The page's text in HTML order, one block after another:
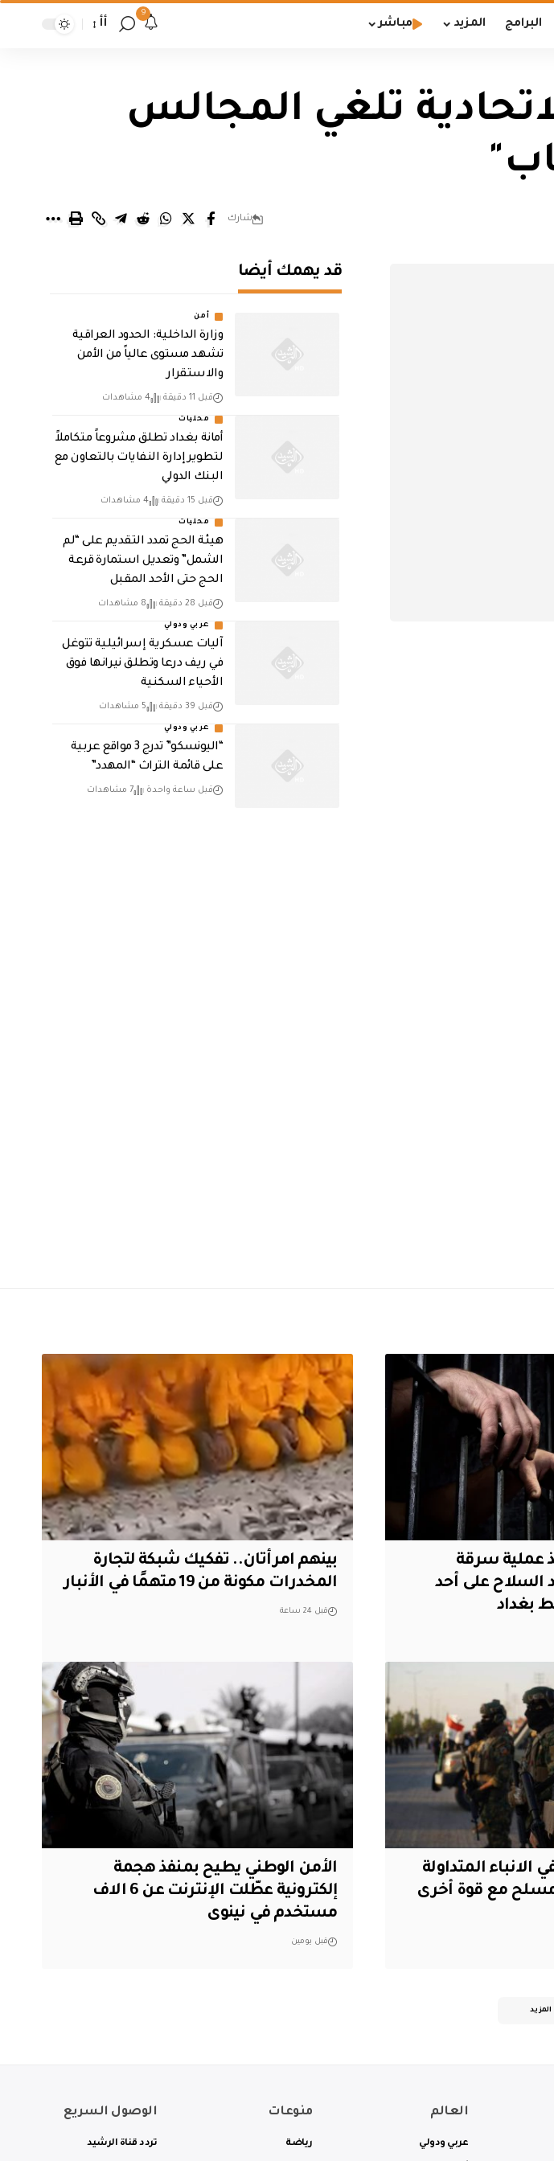
البرامج المزيد مباشر
9
أأ
تلغي المجالس
شارك
قد يهمك أيضا
أمن
وزارة الداخلية: الحدود العراقية
تشهد مستوى عالياً من الأمن
والاستقرار
قبل 11 دقيقة 4 مشاهدات
محليات
أمانة بغداد تطلق مشروعاً متكاملاً
لتطوير إدارة النفايات بالتعاون مع
البنك الدولي
قبل 15 دقيقة 4 مشاهدات
محليات
هيئة الحج تمدد التقديم على “لم
الشمل” وتعديل استمارة قرعة
الحج حتى الأحد المقبل
قبل 28 دقيقة 8 مشاهدات
عربي ودولي
آليات عسكرية إسرائيلية تتوغل
في ريف درعا وتطلق نيرانها فوق
الأحياء السكنية
قبل 39 دقيقة 5 مشاهدات
عربي ودولي
“اليونسكو” تدرج 3 مواقع عربية
على قائمة التراث “المهدد”
قبل ساعة واحدة 7 مشاهدات
عملية سرقة
السلاح على أحد
بغداد
بينهم امرأتان.. تفكيك شبكة لتجارة
المخدرات مكونة من 19 متهمًا في الأنبار
قبل 24 ساعة
المتداولة
مع قوة أخرى
الأمن الوطني يطيح بمنفذ هجمة
إلكترونية عطّلت الإنترنت عن 6 الاف
مستخدم في نينوى
قبل يومين
المزيد
العالم
عربي ودولي
منوعات
رياضة
الوصول السريع
تردد قناة الرشيد